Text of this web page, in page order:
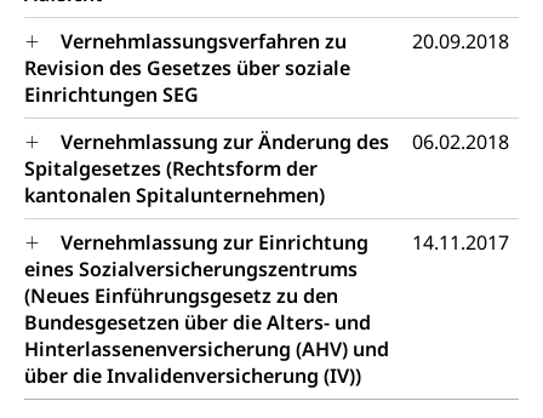
Vernehmlassungsverfahren zu
Revision des Gesetzes über soziale
Einrichtungen SEG
20.09.2018
Vernehmlassung zur Änderung des
Spitalgesetzes (Rechtsform der
kantonalen Spitalunternehmen)
06.02.2018
Vernehmlassung zur Einrichtung
eines Sozialversicherungszentrums
(Neues Einführungsgesetz zu den
Bundesgesetzen über die Alters- und
Hinterlassenenversicherung (AHV) und
über die Invalidenversicherung (IV))
14.11.2017
Betreuung von Angehörigen (WAS Luzern)
Religionsgemeinschaft
Religionsvielfalt Im Kanton Luzern (unilu)
Religion (gruezi.lu.ch)
Sport
Freizeitaktivitäten, Schulsport, Spitzensport,
Breitensport, Jugend und Sport, Sportanlagen
Olympiateam Kanton Luzern
Offene Sporthallen
Gesundheitsförderung
Jugend+Sport
Freiwilliger Schulsport
Sportförderung
Tiere
Haustiere, Heimtiere, Wildtiere, Veterinärmedizin,
Tiermedizin, Tierarzt, Tierschutz, Jagd, Fischerei,
Viehzucht
Tierschutz
Hobbytierhaltung und Bienen
Veterinärdienst
Todesfall
Bestattung, Beerdigung, Testament, Erbrecht,
Erbschaft, Todesschein, Todesanzeige,